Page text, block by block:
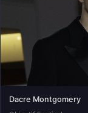
Dacre Montgomery